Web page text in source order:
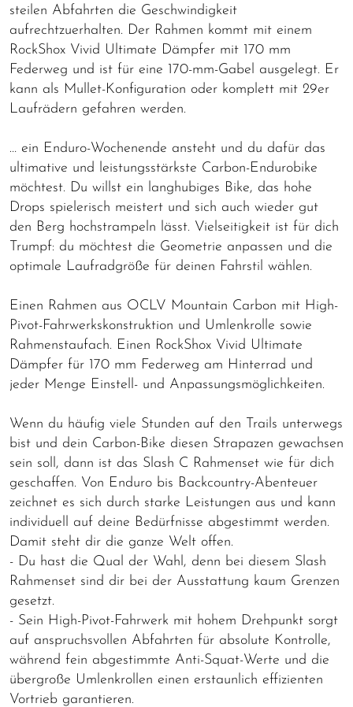
steilen Abfahrten die Geschwindigkeit
aufrechtzuerhalten. Der Rahmen kommt mit einem
RockShox Vivid Ultimate Dämpfer mit 170 mm
Federweg und ist für eine 170-mm-Gabel ausgelegt. Er
kann als Mullet-Konfiguration oder komplett mit 29er
Laufrädern gefahren werden.
… ein Enduro-Wochenende ansteht und du dafür das
ultimative und leistungsstärkste Carbon-Endurobike
möchtest. Du willst ein langhubiges Bike, das hohe
Drops spielerisch meistert und sich auch wieder gut
den Berg hochstrampeln lässt. Vielseitigkeit ist für dich
Trumpf: du möchtest die Geometrie anpassen und die
optimale Laufradgröße für deinen Fahrstil wählen.
Einen Rahmen aus OCLV Mountain Carbon mit High-
Pivot-Fahrwerkskonstruktion und Umlenkrolle sowie
Rahmenstaufach. Einen RockShox Vivid Ultimate
Dämpfer für 170 mm Federweg am Hinterrad und
jeder Menge Einstell- und Anpassungsmöglichkeiten.
Wenn du häufig viele Stunden auf den Trails unterwegs
bist und dein Carbon-Bike diesen Strapazen gewachsen
sein soll, dann ist das Slash C Rahmenset wie für dich
geschaffen. Von Enduro bis Backcountry-Abenteuer
zeichnet es sich durch starke Leistungen aus und kann
individuell auf deine Bedürfnisse abgestimmt werden.
Damit steht dir die ganze Welt offen.
- Du hast die Qual der Wahl, denn bei diesem Slash
Rahmenset sind dir bei der Ausstattung kaum Grenzen
gesetzt.
- Sein High-Pivot-Fahrwerk mit hohem Drehpunkt sorgt
auf anspruchsvollen Abfahrten für absolute Kontrolle,
während fein abgestimmte Anti-Squat-Werte und die
übergroße Umlenkrollen einen erstaunlich effizienten
Vortrieb garantieren.